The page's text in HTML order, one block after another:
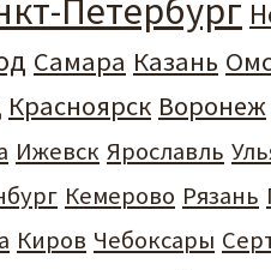
Петербург
Самара Казань
Красноярск Воронеж
Ижевск Ярославль
Кемерово Рязань
Киров Чебоксары